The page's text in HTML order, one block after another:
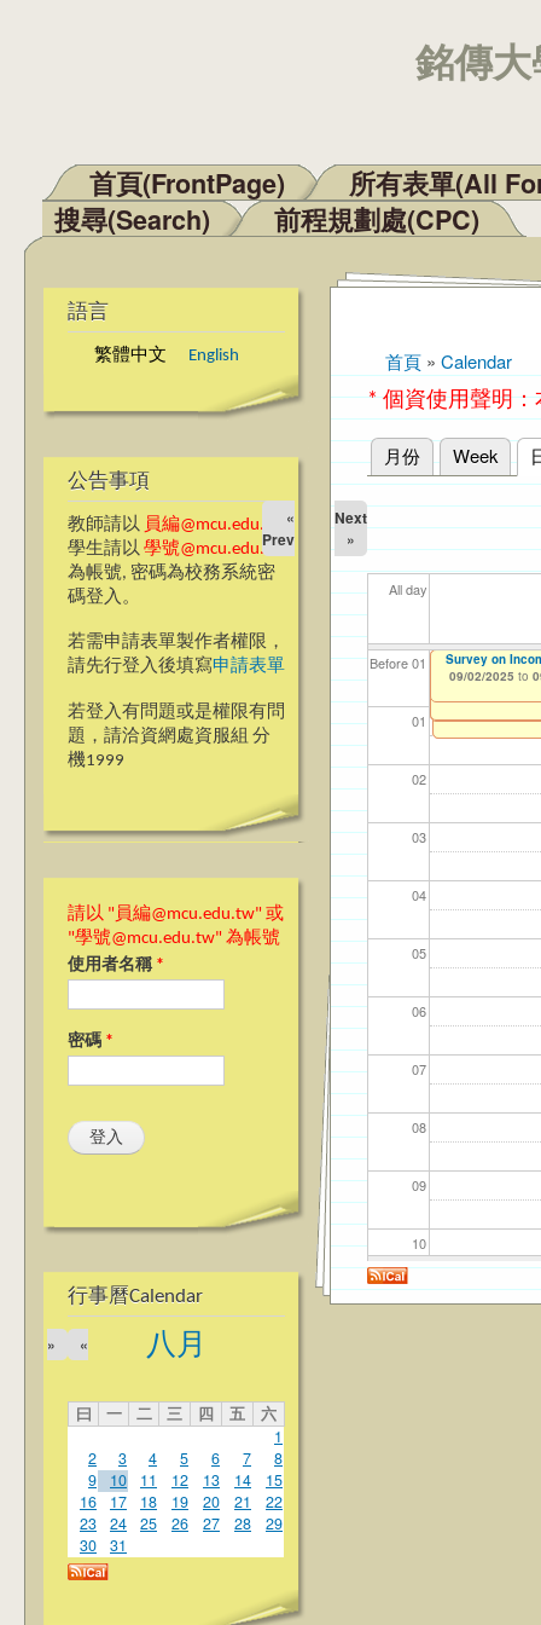
銘傳
主選單
首頁(FrontPage)
所有表單(All
搜尋(Search)
前程規劃處(CPC)
語言
繁體中文 English
公告事項
教師請以 員編@mcu.edu.tw
學生請以 學號@mcu.edu.tw
為帳號, 密碼為校務系統密
碼登入。
若需申請表單製作者權限，
請先行登入後填寫申請表單
若登入有問題或是權限有問
題，請洽資網處資服組 分
機1999
請以 "員編@mcu.edu.tw" 或
"學號@mcu.edu.tw" 為帳號
使用者名稱 *
密碼 *
行事曆Calendar
八月
«
»
曰 一 二 三 四 五
六
1
2
3 4 5 6 7
8
9
10 11 12 13 14
15
16
17 18 19 20 21
22
23
24 25 26 27 28
29
30
31
您在這裡
首頁 » Calendar
* 個資使用聲明
主要索引標籤
月份 Week
«
Prev
Next
»
All day
Before 01
01
02
03
04
05
06
07
08
09
10
11
【資網處】
整合系統～表單
我愛銘傳我愛養
校區)
【財務處】工讀
11/12/2021 to
【財務處】漏打
錄
114
04/
114
02/
114
03/
【學
07/
114
09/
教務
11/
商品
11/
【教學暨學習資
學研習
【教學暨學習資
Synchronous
Survey on
09/02/2025 to